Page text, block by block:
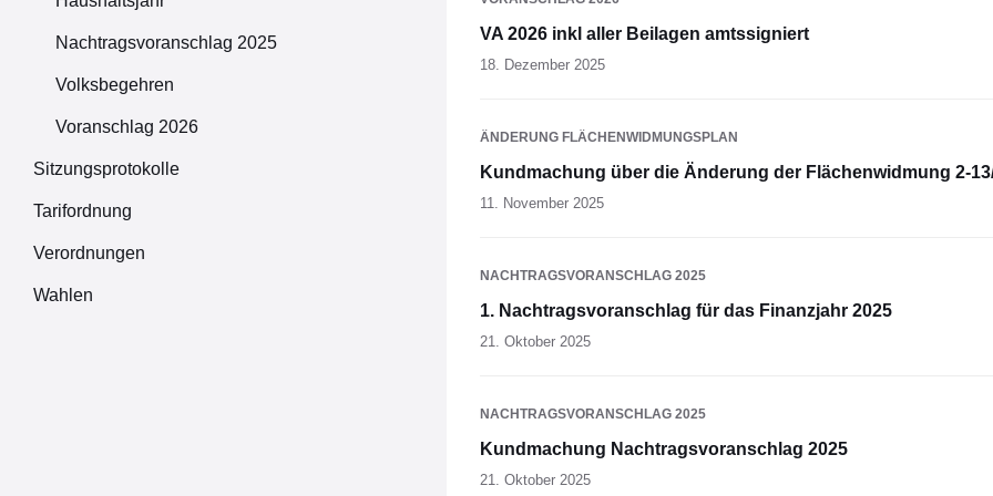
VA 2026 inkl aller Beilagen amtssigniert
18. Dezember 2025
ÄNDERUNG FLÄCHENWIDMUNGSPLAN
Kundmachung über die Änderung der Flächenwidmung 2-
11. November 2025
NACHTRAGSVORANSCHLAG 2025
1. Nachtragsvoranschlag für das Finanzjahr 2025
21. Oktober 2025
NACHTRAGSVORANSCHLAG 2025
Kundmachung Nachtragsvoranschlag 2025
21. Oktober 2025
Nachtragsvoranschlag 2025
Volksbegehren
Voranschlag 2026
Sitzungsprotokolle
Tarifordnung
Verordnungen
Wahlen